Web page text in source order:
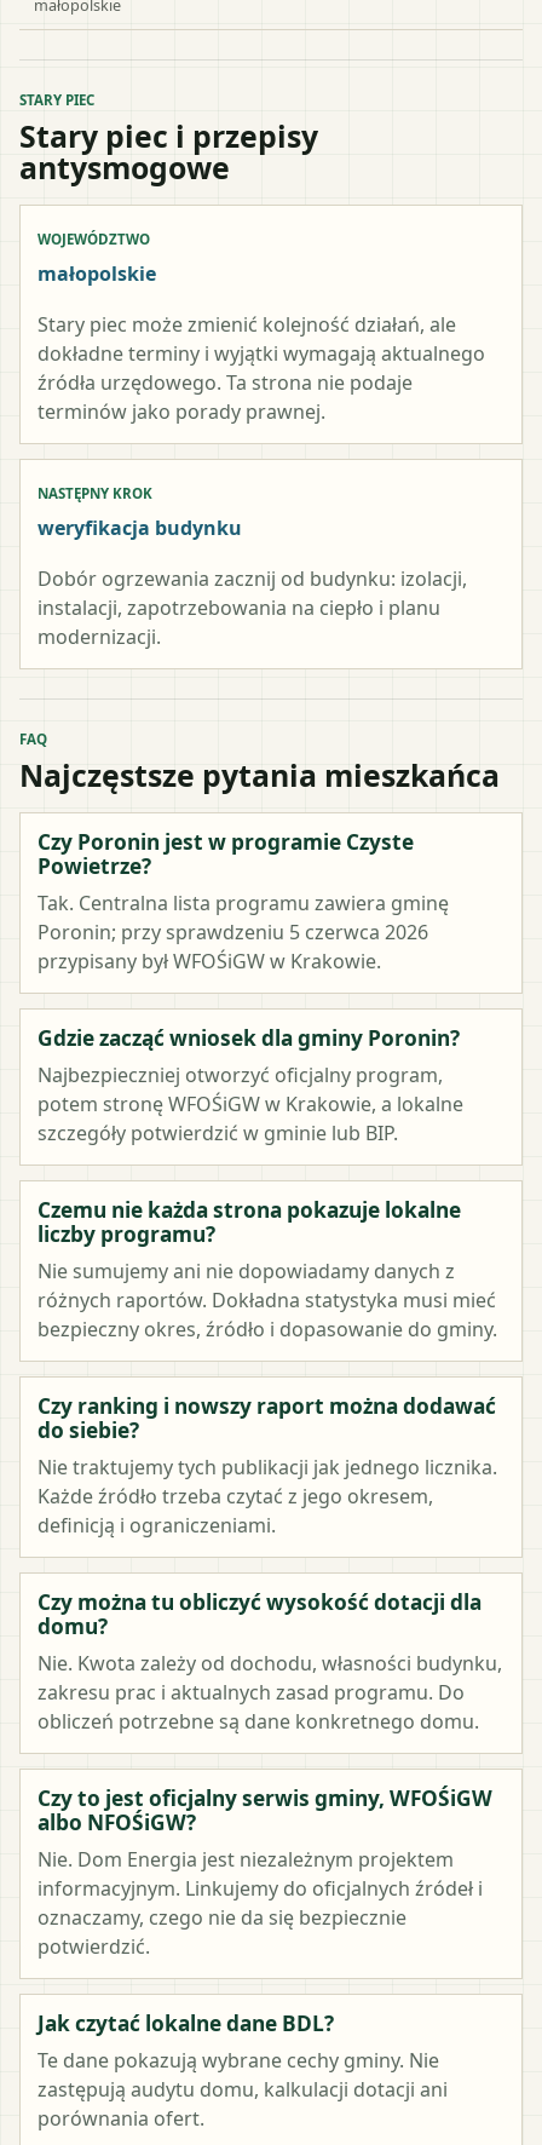
STARY PIEC
Stary piec i przepisy
antysmogowe
WOJEWÓDZTWO
małopolskie
Stary piec może zmienić kolejność działań, ale
dokładne terminy i wyjątki wymagają aktualnego
źródła urzędowego. Ta strona nie podaje
terminów jako porady prawnej.
NASTĘPNY KROK
weryfikacja budynku
Dobór ogrzewania zacznij od budynku: izolacji,
instalacji, zapotrzebowania na ciepło i planu
modernizacji.
FAQ
Najczęstsze pytania mieszkańca
Czy Poronin jest w programie Czyste
Powietrze?
Tak. Centralna lista programu zawiera gminę
Poronin; przy sprawdzeniu 5 czerwca 2026
przypisany był WFOŚiGW w Krakowie.
Gdzie zacząć wniosek dla gminy Poronin?
Najbezpieczniej otworzyć oficjalny program,
potem stronę WFOŚiGW w Krakowie, a lokalne
szczegóły potwierdzić w gminie lub BIP.
Czemu nie każda strona pokazuje lokalne
liczby programu?
Nie sumujemy ani nie dopowiadamy danych z
różnych raportów. Dokładna statystyka musi mieć
bezpieczny okres, źródło i dopasowanie do gminy.
Czy ranking i nowszy raport można dodawać
do siebie?
Nie traktujemy tych publikacji jak jednego licznika.
Każde źródło trzeba czytać z jego okresem,
definicją i ograniczeniami.
Czy można tu obliczyć wysokość dotacji dla
domu?
Nie. Kwota zależy od dochodu, własności budynku,
zakresu prac i aktualnych zasad programu. Do
obliczeń potrzebne są dane konkretnego domu.
Czy to jest oficjalny serwis gminy, WFOŚiGW
albo NFOŚiGW?
Nie. Dom Energia jest niezależnym projektem
informacyjnym. Linkujemy do oficjalnych źródeł i
oznaczamy, czego nie da się bezpiecznie
potwierdzić.
Jak czytać lokalne dane BDL?
Te dane pokazują wybrane cechy gminy. Nie
zastępują audytu domu, kalkulacji dotacji ani
porównania ofert.